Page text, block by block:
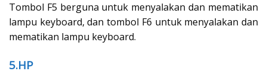
Tombol F5 berguna untuk menyalakan dan mematikan
lampu keyboard, dan tombol F6 untuk menyalakan dan
mematikan lampu keyboard.
5.HP